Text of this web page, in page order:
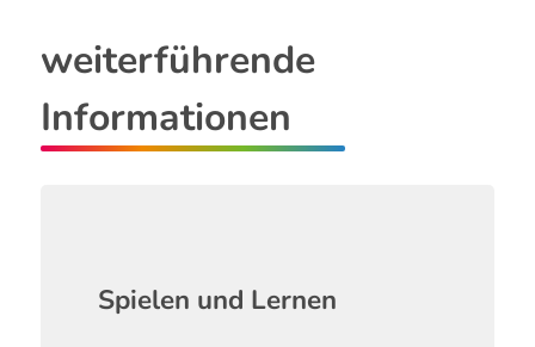
weiterführende
Informationen
Spielen und Lernen